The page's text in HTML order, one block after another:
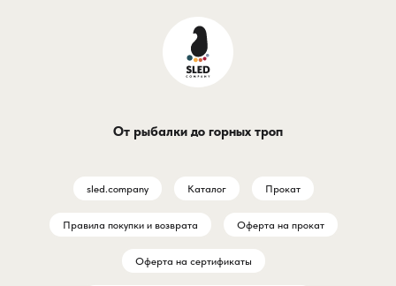
От рыбалки до горных троп
sled.company Каталог Прокат
Правила покупки и возврата Оферта на прокат
Оферта на сертификаты